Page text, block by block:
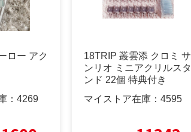
ロー アク
： 4269
18TRIP 叢雲添 クロミ サ
ンリオ ミニアクリルスタ
ンド 22個 特典付き
マイストア在庫： 4595